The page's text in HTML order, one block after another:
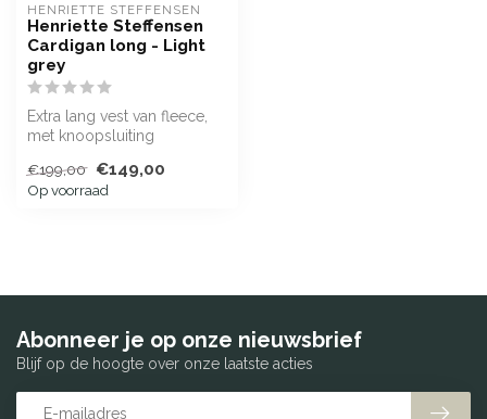
HENRIETTE STEFFENSEN
Henriette Steffensen
Cardigan long - Light
grey
Extra lang vest van fleece,
met knoopsluiting
€199,00 €149,00
Op voorraad
Abonneer je op onze nieuwsbrief
Blijf op de hoogte over onze laatste acties